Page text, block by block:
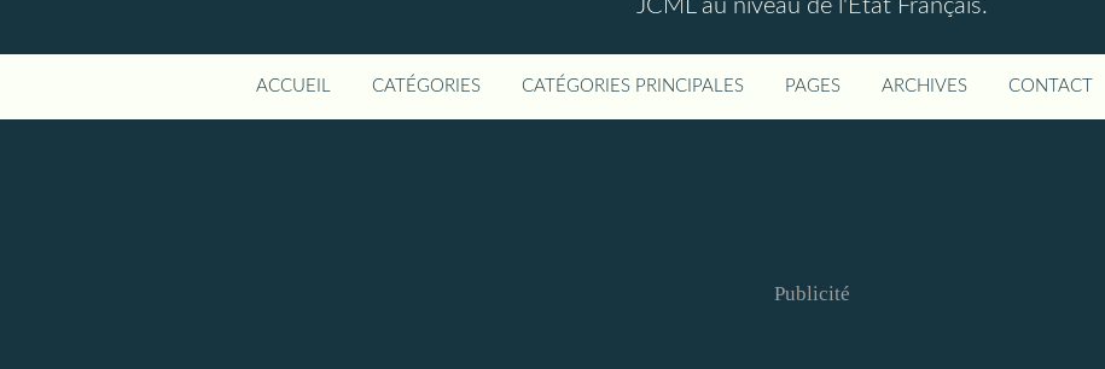
JCML au niveau de l'État Français.
ACCUEIL CATÉGORIES CATÉGORIES PRINCIPALES PAGES ARCHIVES CONTACT
Publicité